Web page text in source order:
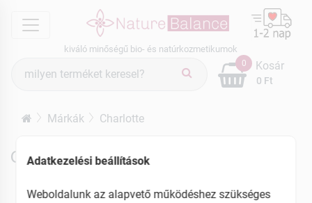
menu
kiváló minőségű bio- és natúrkozmetikumok
keresés
0
0 Ft
Kosár
Márkák Charlotte
Charlotte termékek
Adatkezelési beállítások
Weboldalunk az alapvető működéshez szükséges